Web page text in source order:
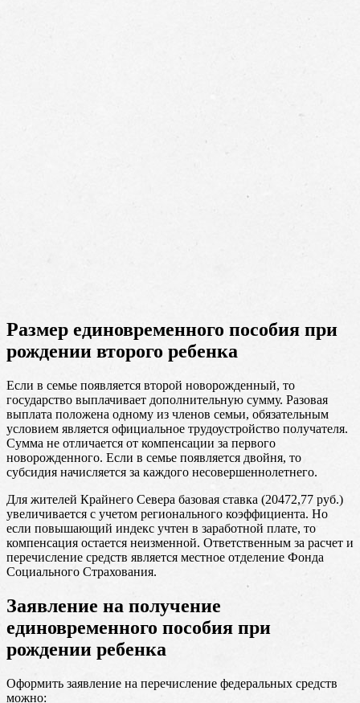
Размер единовременного пособия при
рождении второго ребенка
Если в семье появляется второй новорожденный, то
государство выплачивает дополнительную сумму. Разовая
выплата положена одному из членов семьи, обязательным
условием является официальное трудоустройство получателя.
Сумма не отличается от компенсации за первого
новорожденного. Если в семье появляется двойня, то
субсидия начисляется за каждого несовершеннолетнего.
Для жителей Крайнего Севера базовая ставка (20472,77 руб.)
увеличивается с учетом регионального коэффициента. Но
если повышающий индекс учтен в заработной плате, то
компенсация остается неизменной. Ответственным за расчет и
перечисление средств является местное отделение Фонда
Социального Страхования.
Заявление на получение
единовременного пособия при
рождении ребенка
Оформить заявление на перечисление федеральных средств
можно: